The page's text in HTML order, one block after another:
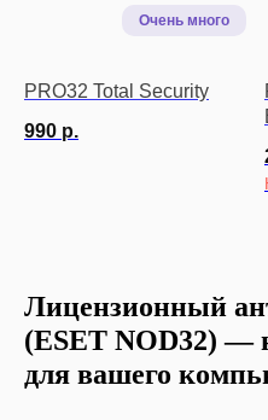
PRO32 Total Security
990 р.
Лицензионный
(ESET NOD32) —
для вашего